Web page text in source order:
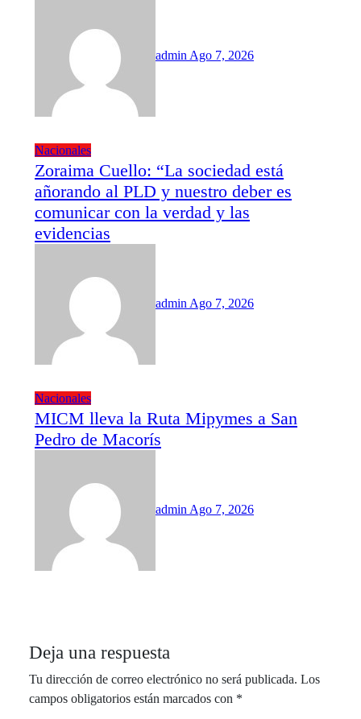
admin Ago 7, 2026
Nacionales
Zoraima Cuello: “La sociedad está
añorando al PLD y nuestro deber es
comunicar con la verdad y las
evidencias
admin Ago 7, 2026
Nacionales
MICM lleva la Ruta Mipymes a San
Pedro de Macorís
admin Ago 7, 2026
Deja una respuesta
Tu dirección de correo electrónico no será publicada. Los
campos obligatorios están marcados con *